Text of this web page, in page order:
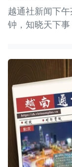
越通社新闻下
钟，知晓天下事